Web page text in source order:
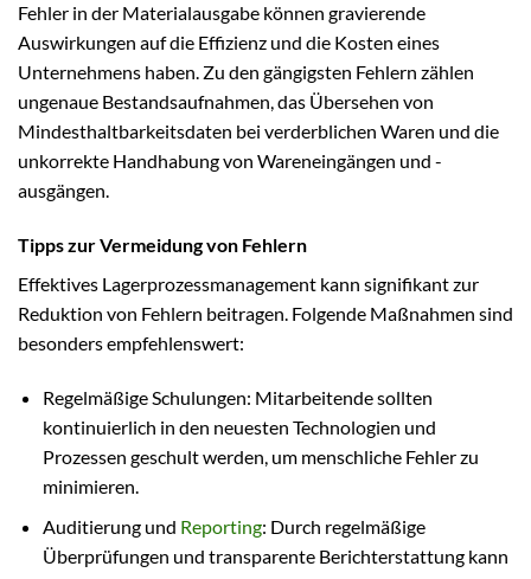
Fehler in der Materialausgabe können gravierende
Auswirkungen auf die Effizienz und die Kosten eines
Unternehmens haben. Zu den gängigsten Fehlern zählen
ungenaue Bestandsaufnahmen, das Übersehen von
Mindesthaltbarkeitsdaten bei verderblichen Waren und die
unkorrekte Handhabung von Wareneingängen und -
ausgängen.
Tipps zur Vermeidung von Fehlern
Effektives Lagerprozessmanagement kann signifikant zur
Reduktion von Fehlern beitragen. Folgende Maßnahmen sind
besonders empfehlenswert:
Regelmäßige Schulungen: Mitarbeitende sollten
kontinuierlich in den neuesten Technologien und
Prozessen geschult werden, um menschliche Fehler zu
minimieren.
Auditierung und Reporting: Durch regelmäßige
Überprüfungen und transparente Berichterstattung kann